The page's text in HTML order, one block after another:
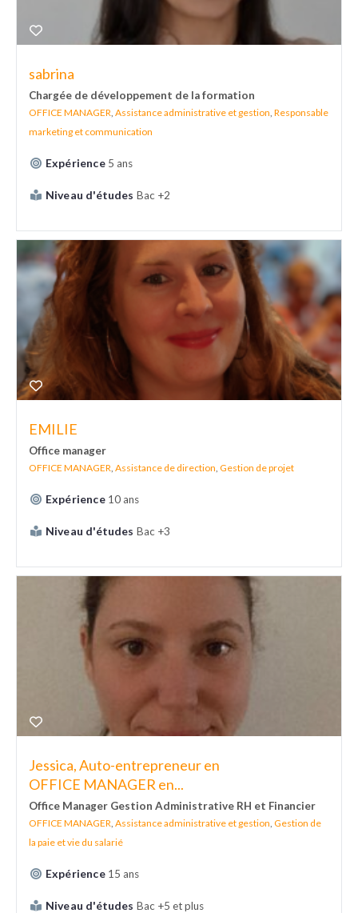
sabrina
Chargée de développement de la formation
OFFICE MANAGER Assistance administrative et gestion Responsable
marketing et communication
Expérience 5 ans
Niveau d'études Bac +2
EMILIE
Office manager
OFFICE MANAGER Assistance de direction Gestion de projet
Expérience 10 ans
Niveau d'études Bac +3
Jessica, Auto-entrepreneur en
OFFICE MANAGER en...
Office Manager Gestion Administrative RH et Financier
OFFICE MANAGER Assistance administrative et gestion Gestion de
la paie et vie du salarié
Expérience 15 ans
Niveau d'études Bac +5 et plus